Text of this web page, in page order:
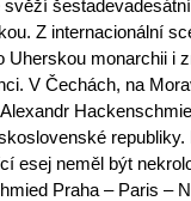
Z internacionální
Uherskou monarchii i
V Čechách, na
esej neměl být
Praha – Paris –